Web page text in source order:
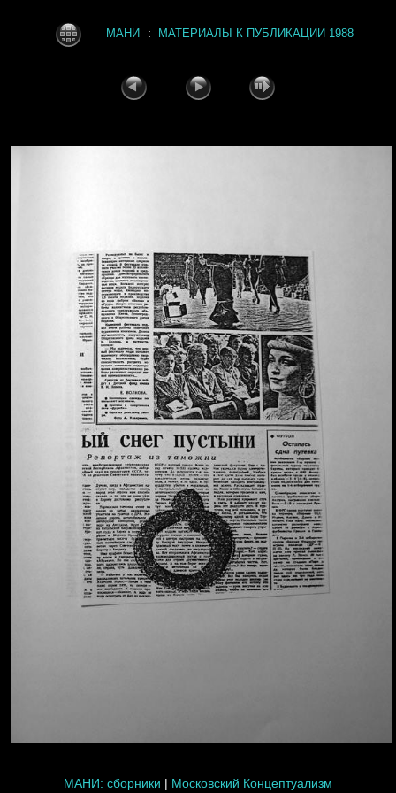
МАНИ : МАТЕРИАЛЫ К ПУБЛИКАЦИИ 1988
МАНИ: сборники | Московский Концептуализм